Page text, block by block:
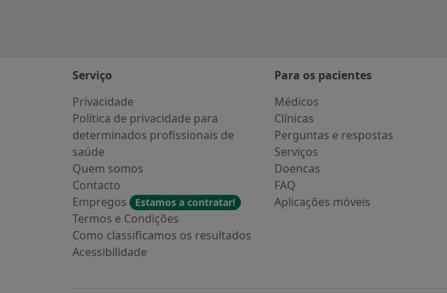
Serviço
Privacidade
Política de privacidade para
determinados profissionais de
saúde
Quem somos
Contacto
Empregos
Estamos a contratar!
Termos e Condições
Como classificamos os resultados
Acessibilidade
Para os pacientes
Médicos
Clínicas
Perguntas e respostas
Serviços
Doencas
FAQ
Aplicações móveis